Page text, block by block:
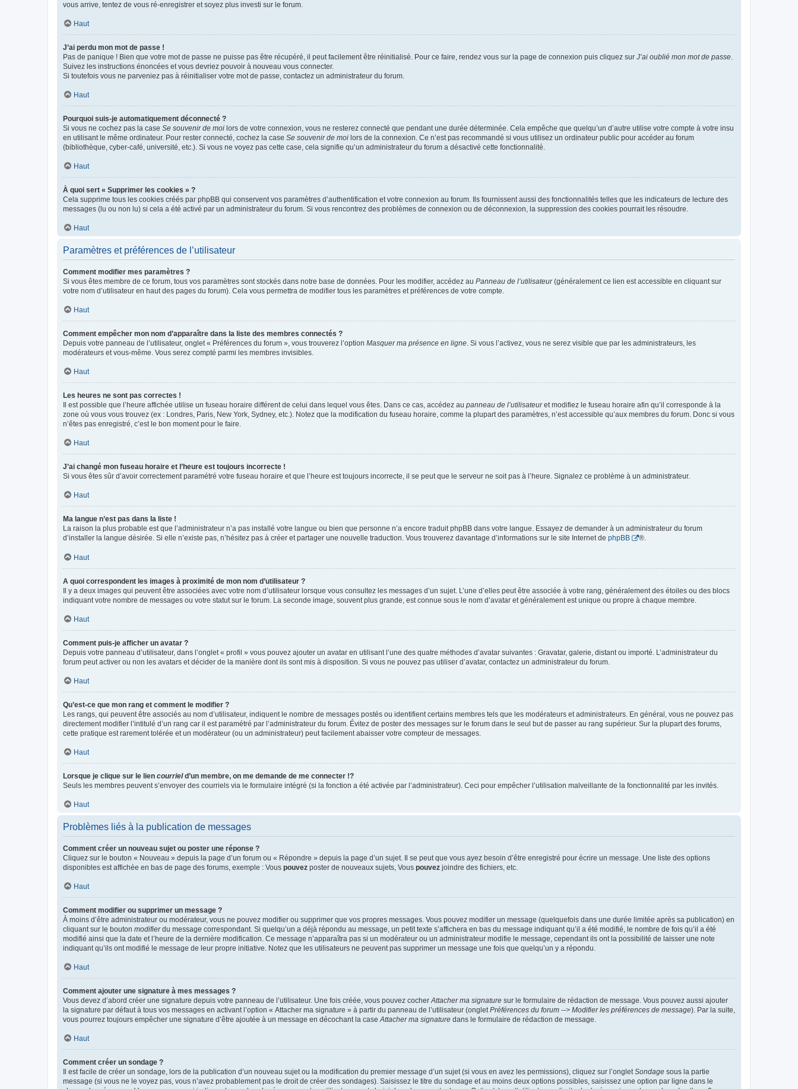
vous arrive, tentez de vous ré-enregistrer et soyez plus investi sur le forum.
Haut
J’ai perdu mon mot de passe !
Pas de panique ! Bien que votre mot de passe ne puisse pas être récupéré, il peut facilement être réinitialisé. Pour ce faire, rendez vous sur la page de connexion puis cliquez sur J’ai oublié mon mot de passe.
Suivez les instructions énoncées et vous devriez pouvoir à nouveau vous connecter.
Si toutefois vous ne parveniez pas à réinitialiser votre mot de passe, contactez un administrateur du forum.
Haut
Pourquoi suis-je automatiquement déconnecté ?
Si vous ne cochez pas la case Se souvenir de moi lors de votre connexion, vous ne resterez connecté que pendant une durée déterminée. Cela empêche que quelqu’un d’autre utilise votre compte à votre insu
en utilisant le même ordinateur. Pour rester connecté, cochez la case Se souvenir de moi lors de la connexion. Ce n’est pas recommandé si vous utilisez un ordinateur public pour accéder au forum
(bibliothèque, cyber-café, université, etc.). Si vous ne voyez pas cette case, cela signifie qu’un administrateur du forum a désactivé cette fonctionnalité.
Haut
À quoi sert « Supprimer les cookies » ?
Cela supprime tous les cookies créés par phpBB qui conservent vos paramètres d’authentification et votre connexion au forum. Ils fournissent aussi des fonctionnalités telles que les indicateurs de lecture des
messages (lu ou non lu) si cela a été activé par un administrateur du forum. Si vous rencontrez des problèmes de connexion ou de déconnexion, la suppression des cookies pourrait les résoudre.
Haut
Paramètres et préférences de l’utilisateur
Comment modifier mes paramètres ?
Si vous êtes membre de ce forum, tous vos paramètres sont stockés dans notre base de données. Pour les modifier, accédez au Panneau de l’utilisateur(généralement ce lien est accessible en cliquant sur
votre nom d’utilisateur en haut des pages du forum). Cela vous permettra de modifier tous les paramètres et préférences de votre compte.
Haut
Comment empêcher mon nom d’apparaître dans la liste des membres connectés ?
Depuis votre panneau de l’utilisateur, onglet « Préférences du forum », vous trouverez l’option Masquer ma présence en ligne. Si vous l’activez, vous ne serez visible que par les administrateurs, les
modérateurs et vous-même. Vous serez compté parmi les membres invisibles.
Haut
Les heures ne sont pas correctes !
Il est possible que l’heure affichée utilise un fuseau horaire différent de celui dans lequel vous êtes. Dans ce cas, accédez au panneau de l’utilisateuret modifiez le fuseau horaire afin qu’il corresponde à la
zone où vous vous trouvez (ex : Londres, Paris, New York, Sydney, etc.). Notez que la modification du fuseau horaire, comme la plupart des paramètres, n’est accessible qu’aux membres du forum. Donc si vous
n’êtes pas enregistré, c’est le bon moment pour le faire.
Haut
J’ai changé mon fuseau horaire et l’heure est toujours incorrecte !
Si vous êtes sûr d’avoir correctement paramétré votre fuseau horaire et que l’heure est toujours incorrecte, il se peut que le serveur ne soit pas à l’heure. Signalez ce problème à un administrateur.
Haut
Ma langue n’est pas dans la liste !
La raison la plus probable est que l’administrateur n’a pas installé votre langue ou bien que personne n’a encore traduit phpBB dans votre langue. Essayez de demander à un administrateur du forum
d’installer la langue désirée. Si elle n’existe pas, n’hésitez pas à créer et partager une nouvelle traduction. Vous trouverez davantage d’informations sur le site Internet de phpBB ®.
Haut
A quoi correspondent les images à proximité de mon nom d’utilisateur ?
Il y a deux images qui peuvent être associées avec votre nom d’utilisateur lorsque vous consultez les messages d’un sujet. L’une d’elles peut être associée à votre rang, généralement des étoiles ou des blocs
indiquant votre nombre de messages ou votre statut sur le forum. La seconde image, souvent plus grande, est connue sous le nom d’avatar et généralement est unique ou propre à chaque membre.
Haut
Comment puis-je afficher un avatar ?
Depuis votre panneau d’utilisateur, dans l’onglet « profil » vous pouvez ajouter un avatar en utilisant l’une des quatre méthodes d’avatar suivantes : Gravatar, galerie, distant ou importé. L’administrateur du
forum peut activer ou non les avatars et décider de la manière dont ils sont mis à disposition. Si vous ne pouvez pas utiliser d’avatar, contactez un administrateur du forum.
Haut
Qu’est-ce que mon rang et comment le modifier ?
Les rangs, qui peuvent être associés au nom d’utilisateur, indiquent le nombre de messages postés ou identifient certains membres tels que les modérateurs et administrateurs. En général, vous ne pouvez pas
directement modifier l’intitulé d’un rang car il est paramétré par l’administrateur du forum. Évitez de poster des messages sur le forum dans le seul but de passer au rang supérieur. Sur la plupart des forums,
cette pratique est rarement tolérée et un modérateur (ou un administrateur) peut facilement abaisser votre compteur de messages.
Haut
Lorsque je clique sur le lien courrield’un membre, on me demande de me connecter !?
Seuls les membres peuvent s’envoyer des courriels via le formulaire intégré (si la fonction a été activée par l’administrateur). Ceci pour empêcher l’utilisation malveillante de la fonctionnalité par les invités.
Haut
Problèmes liés à la publication de messages
Comment créer un nouveau sujet ou poster une réponse ?
Cliquez sur le bouton « Nouveau » depuis la page d’un forum ou « Répondre » depuis la page d’un sujet. Il se peut que vous ayez besoin d’être enregistré pour écrire un message. Une liste des options
disponibles est affichée en bas de page des forums, exemple : Vous pouvez poster de nouveaux sujets, Vous pouvez joindre des fichiers, etc.
Haut
Comment modifier ou supprimer un message ?
À moins d’être administrateur ou modérateur, vous ne pouvez modifier ou supprimer que vos propres messages. Vous pouvez modifier un message (quelquefois dans une durée limitée après sa publication) en
cliquant sur le bouton modifierdu message correspondant. Si quelqu’un a déjà répondu au message, un petit texte s’affichera en bas du message indiquant qu’il a été modifié, le nombre de fois qu’il a été
modifié ainsi que la date et l’heure de la dernière modification. Ce message n’apparaîtra pas si un modérateur ou un administrateur modifie le message, cependant ils ont la possibilité de laisser une note
indiquant qu’ils ont modifié le message de leur propre initiative. Notez que les utilisateurs ne peuvent pas supprimer un message une fois que quelqu’un y a répondu.
Haut
Comment ajouter une signature à mes messages ?
Vous devez d’abord créer une signature depuis votre panneau de l’utilisateur. Une fois créée, vous pouvez cocherAttacher ma signature sur le formulaire de rédaction de message. Vous pouvez aussi ajouter
la signature par défaut à tous vos messages en activant l’option « Attacher ma signature » à partir du panneau de l’utilisateur (ongletPréférences du forum --> Modifier les préférences de message). Par la suite,
vous pourrez toujours empêcher une signature d’être ajoutée à un message en décochant la caseAttacher ma signature dans le formulaire de rédaction de message.
Haut
Comment créer un sondage ?
Il est facile de créer un sondage, lors de la publication d’un nouveau sujet ou la modification du premier message d’un sujet (si vous en avez les permissions), cliquez sur l’ongletSondage sous la partie
message (si vous ne le voyez pas, vous n’avez probablement pas le droit de créer des sondages). Saisissez le titre du sondage et au moins deux options possibles, saisissez une option par ligne dans le